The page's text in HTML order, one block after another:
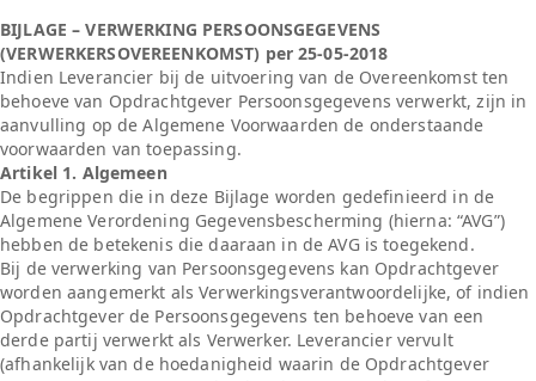
BIJLAGE – VERWERKING PERSOONSGEGEVENS
(VERWERKERSOVEREENKOMST) per 25-05-2018
Indien Leverancier bij de uitvoering van de Overeenkomst ten
behoeve van Opdrachtgever Persoonsgegevens verwerkt, zijn in
aanvulling op de Algemene Voorwaarden de onderstaande
voorwaarden van toepassing.
Artikel 1. Algemeen
De begrippen die in deze Bijlage worden gedefinieerd in de
Algemene Verordening Gegevensbescherming (hierna: “AVG”)
hebben de betekenis die daaraan in de AVG is toegekend.
Bij de verwerking van Persoonsgegevens kan Opdrachtgever
worden aangemerkt als Verwerkingsverantwoordelijke, of indien
Opdrachtgever de Persoonsgegevens ten behoeve van een
derde partij verwerkt als Verwerker. Leverancier vervult
(afhankelijk van de hoedanigheid waarin de Opdrachtgever